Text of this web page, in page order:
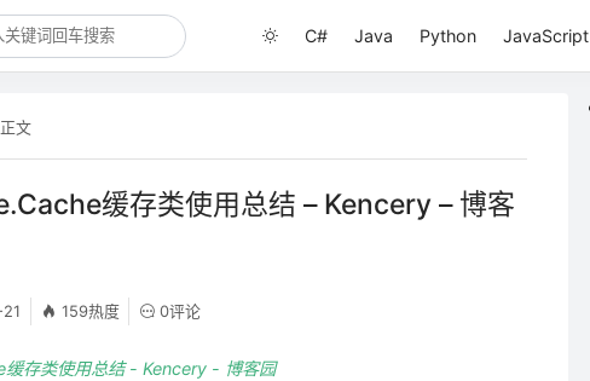
C# Java Python JavaScript
文
缓存类使用总结 – Kencery – 博客
159热度 0评论
存类使用总结 - Kencery - 博客园